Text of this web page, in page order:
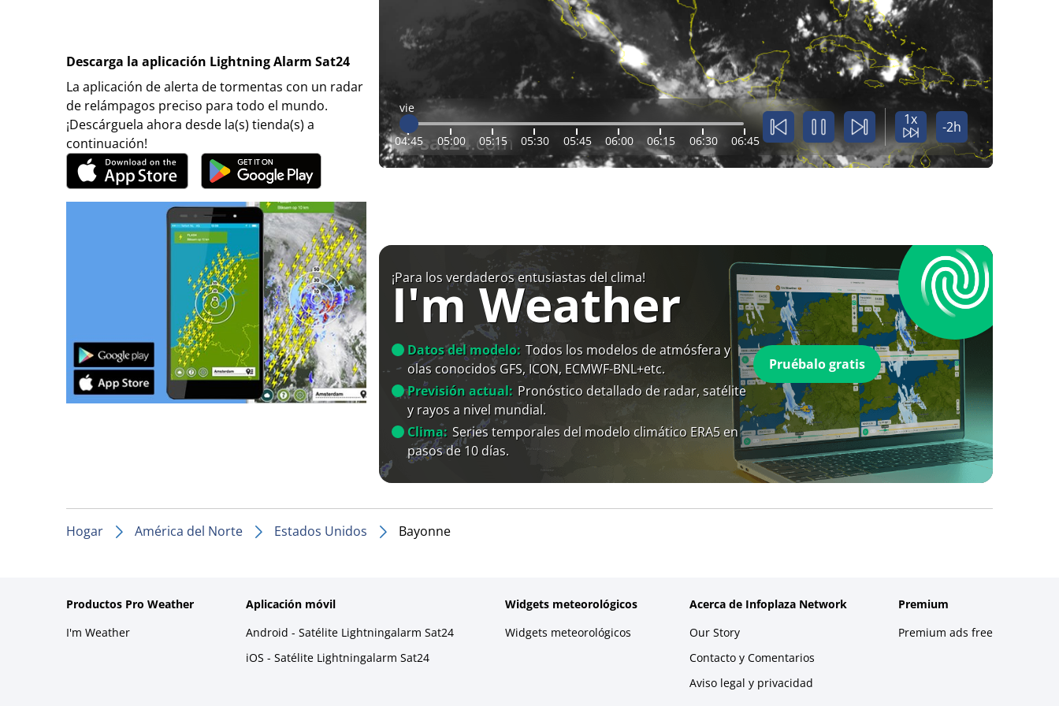
Descarga la aplicación Lightning Alarm Sat24
La aplicación de alerta de tormentas con un radar
de relámpagos preciso para todo el mundo.
¡Descárguela ahora desde la(s) tienda(s) a
continuación!
vie
04:45 05:00 05:15 05:30 05:45 06:00 06:15 06:30 06:45
1x -2h
¡Para los verdaderos entusiastas del clima!
I'm Weather
Datos del modelo: Todos los modelos de atmósfera y
olas conocidos GFS, ICON, ECMWF-BNL+etc.
Previsión actual: Pronóstico detallado de radar, satélite
y rayos a nivel mundial.
Clima: Series temporales del modelo climático ERA5 en
pasos de 10 días.
Pruébalo gratis
Hogar América del Norte Estados Unidos Bayonne
Productos Pro Weather
I'm Weather
Aplicación móvil
Android - Satélite Lightningalarm Sat24
iOS - Satélite Lightningalarm Sat24
Widgets meteorológicos
Widgets meteorológicos
Acerca de Infoplaza Network
Our Story
Contacto y Comentarios
Aviso legal y privacidad
Premium
Premium ads free